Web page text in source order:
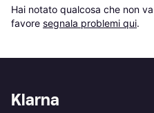
Hai notato qualcosa che non
favore segnala problemi qui.
Klarna